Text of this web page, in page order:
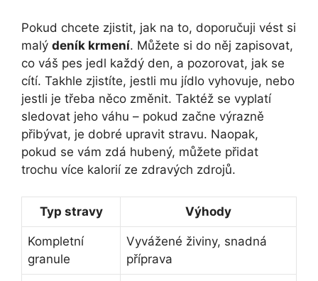
Pokud chcete zjistit, jak na to, doporučuji vést si
malý deník krmení. Můžete si do něj zapisovat,
co váš pes jedl každý den, a pozorovat, jak se
cítí. Takhle zjistíte, jestli mu jídlo vyhovuje, nebo
jestli je třeba něco změnit. Taktéž se vyplatí
sledovat jeho váhu – pokud začne výrazně
přibývat, je dobré upravit stravu. Naopak,
pokud se vám zdá hubený, můžete přidat
trochu více kalorií ze zdravých zdrojů.
Typ stravy Výhody
Kompletní
granule
Vyvážené živiny, snadná
příprava